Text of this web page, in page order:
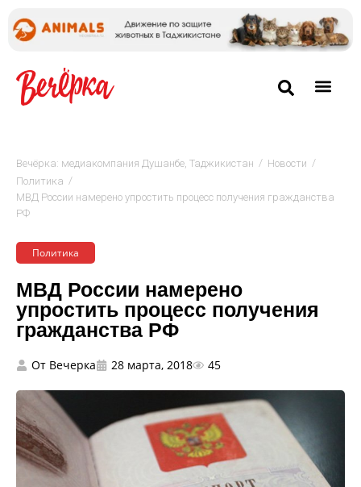
Вечёрка: медиакомпания Душанбе, Таджикистан / Новости /
Политика /
МВД России намерено упростить процесс получения гражданства
РФ
Политика
МВД России намерено
упростить процесс получения
гражданства РФ
От Вечерка 28 марта, 2018 45